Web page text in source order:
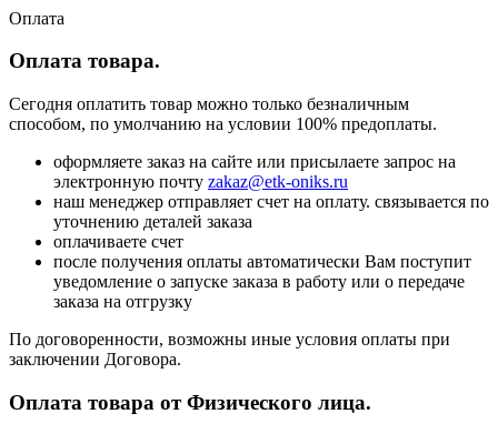
Оплата
Оплата товара.
Сегодня оплатить товар можно только безналичным
способом, по умолчанию на условии 100% предоплаты.
оформляете заказ на сайте или присылаете запрос на
электронную почту zakaz@etk-oniks.ru
наш менеджер отправляет счет на оплату. связывается по
уточнению деталей заказа
оплачиваете счет
после получения оплаты автоматически Вам поступит
уведомление о запуске заказа в работу или о передаче
заказа на отгрузку
По договоренности, возможны иные условия оплаты при
заключении Договора.
Оплата товара от Физического лица.